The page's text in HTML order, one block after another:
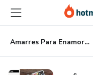
principal
página
de
página
Amarres Para Enamorar: Rituales de Amor y Destino